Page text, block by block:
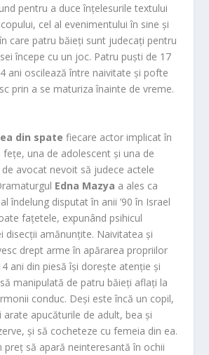
pentru a duce înțelesurile textului
cel al evenimentului în sine și
care patru băieți sunt judecați pentru
începe cu un joc. Patru puști de 17
ani oscilează între naivitate și pofte
prin a se maturiza înainte de vreme.
din spate fiecare actor implicat în
una de adolescent și una de
avocat nevoit să judece actele
Edna Mazya a ales ca
îndelung disputat în anii ’90 în Israel
fațetele, expunând psihicul
disecții amănunțite. Naivitatea și
drept arme în apărarea propriilor
ani din piesă își dorește atenție și
manipulată de patru băieți aflați la
conduc. Deși este încă un copil,
arate apucăturile de adult, bea și
și să cocheteze cu femeia din ea.
preț să apară neinteresantă în ochii